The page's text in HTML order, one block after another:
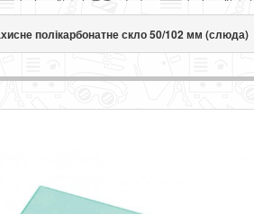
полікарбонатне скло 50/102 мм (слюда)